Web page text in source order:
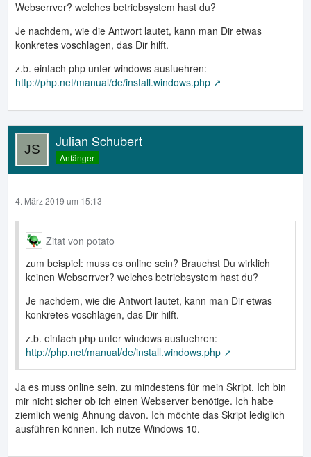
Webserrver? welches betriebsystem hast du?
Je nachdem, wie die Antwort lautet, kann man Dir etwas
konkretes voschlagen, das Dir hilft.
z.b. einfach php unter windows ausfuehren:
http://php.net/manual/de/install.windows.php
Julian Schubert
Anfänger
4. März 2019 um 15:13
Zitat von potato
zum beispiel: muss es online sein? Brauchst Du wirklich
keinen Webserrver? welches betriebsystem hast du?
Je nachdem, wie die Antwort lautet, kann man Dir etwas
konkretes voschlagen, das Dir hilft.
z.b. einfach php unter windows ausfuehren:
http://php.net/manual/de/install.windows.php
Ja es muss online sein, zu mindestens für mein Skript. Ich bin
mir nicht sicher ob ich einen Webserver benötige. Ich habe
ziemlich wenig Ahnung davon. Ich möchte das Skript lediglich
ausführen können. Ich nutze Windows 10.